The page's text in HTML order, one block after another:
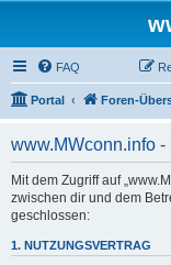
FAQ
Portal Foren-
www.MWconn.info
Mit dem Zugriff auf
zwischen dir und dem
geschlossen:
1. NUTZUNGSVERTRAG